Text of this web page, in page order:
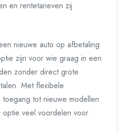
en rentetarieven zij
nieuwe auto op afbetaling
zijn voor wie graag in een
zonder direct grote
Met flexibele
tot nieuwe modellen
veel voordelen voor